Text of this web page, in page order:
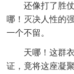
还像打了胜
哪！灭决人性的
一个不留。
天哪！这群
证，竟将这座凝